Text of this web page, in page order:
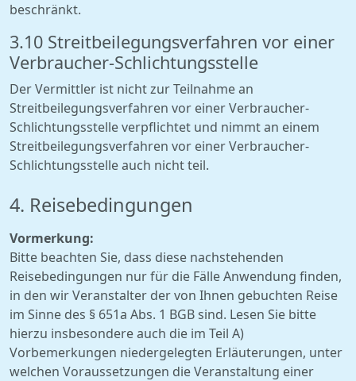
beschränkt.
3.10 Streitbeilegungsverfahren vor einer
Verbraucher-Schlichtungsstelle
Der Vermittler ist nicht zur Teilnahme an
Streitbeilegungsverfahren vor einer Verbraucher-
Schlichtungsstelle verpflichtet und nimmt an einem
Streitbeilegungsverfahren vor einer Verbraucher-
Schlichtungsstelle auch nicht teil.
4. Reisebedingungen
Vormerkung:
Bitte beachten Sie, dass diese nachstehenden
Reisebedingungen nur für die Fälle Anwendung finden,
in den wir Veranstalter der von Ihnen gebuchten Reise
im Sinne des § 651a Abs. 1 BGB sind. Lesen Sie bitte
hierzu insbesondere auch die im Teil A)
Vorbemerkungen niedergelegten Erläuterungen, unter
welchen Voraussetzungen die Veranstaltung einer